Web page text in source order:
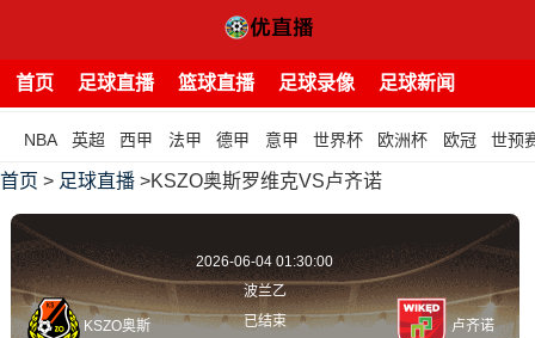
首页 足球直播 篮球直播 足球录像 足球新闻
NBA 英超 西甲 法甲 德甲 意甲 世界杯 欧洲杯 欧冠 世预
首页 > 足球直播 >KSZO奥斯罗维克VS卢齐诺
KSZO奥斯
2026-06-04 01:30:00
波兰乙
已结束
卢齐诺